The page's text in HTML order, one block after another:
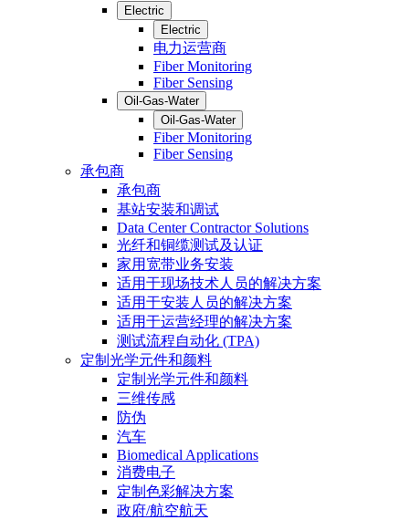
Electric
Electric
电力运营商
Fiber Monitoring
Fiber Sensing
Oil-Gas-Water
Oil-Gas-Water
Fiber Monitoring
Fiber Sensing
承包商
承包商
基站安装和调试
Data Center Contractor Solutions
光纤和铜缆测试及认证
家用宽带业务安装
适用于现场技术人员的解决方案
适用于安装人员的解决方案
适用于运营经理的解决方案
测试流程自动化 (TPA)
定制光学元件和颜料
定制光学元件和颜料
三维传感
防伪
汽车
Biomedical Applications
消费电子
定制色彩解决方案
政府/航空航天